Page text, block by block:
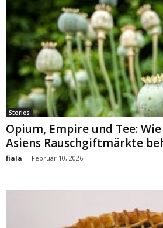
Stories
Opium, Empire und Tee:
Asiens Rauschgiftmärkte
fiala - Februar 10, 2026